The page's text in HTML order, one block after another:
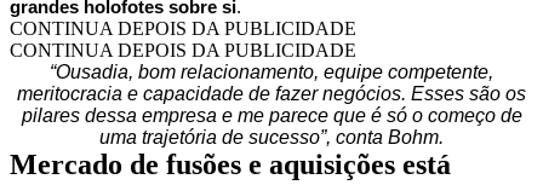
grandes holofotes sobre si.
CONTINUA DEPOIS DA PUBLICIDADE
CONTINUA DEPOIS DA PUBLICIDADE
“Ousadia, bom relacionamento, equipe competente,
meritocracia e capacidade de fazer negócios. Esses são os
pilares dessa empresa e me parece que é só o começo de
uma trajetória de sucesso”, conta Bohm.
Mercado de fusões e aquisições está